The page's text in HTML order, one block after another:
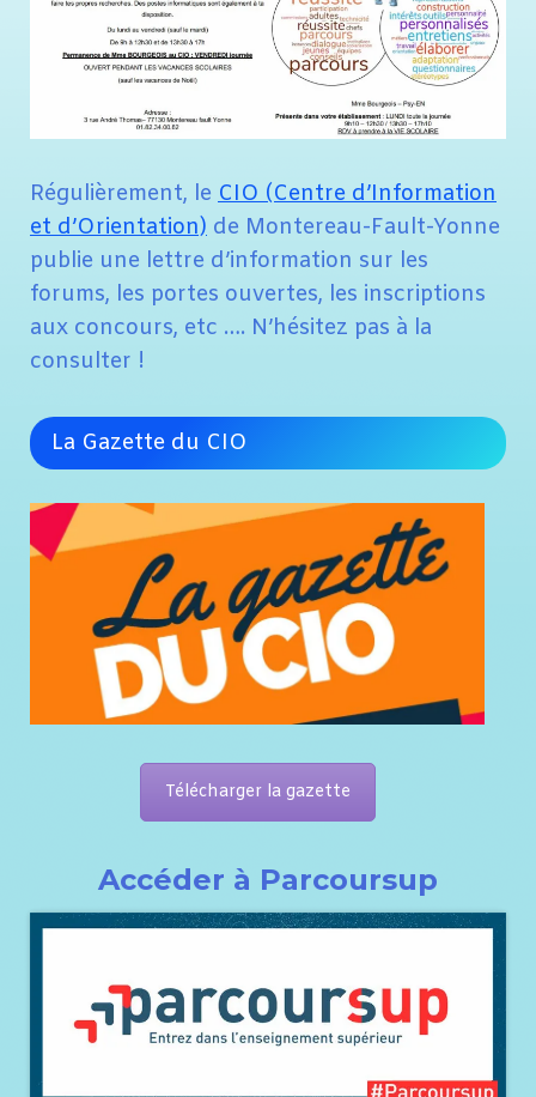
Régulièrement, le CIO (Centre d’Information
et d’Orientation) de Montereau-Fault-Yonne
publie une lettre d’information sur les
forums, les portes ouvertes, les inscriptions
aux concours, etc …. N’hésitez pas à la
consulter !
La Gazette du CIO
Télécharger la gazette
Accéder à Parcoursup